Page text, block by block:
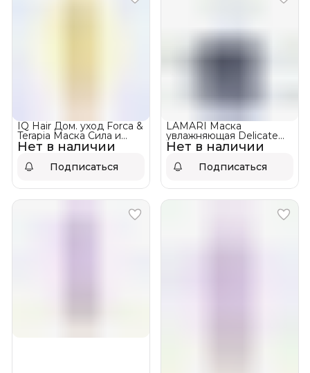
Нет в наличии
IQ Hair Дом. уход Forсa &
Terapia Маска Сила и
Восстановление
Подписаться
Нет в наличии
LAMARI Маска
увлажняющая Delicate
Mask ❌ НЕТ В
НАЛИЧИИ
Подписаться